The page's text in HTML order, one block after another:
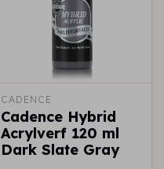
CADENCE
Cadence Hybrid
Acrylverf 120 ml
Dark Slate Gray